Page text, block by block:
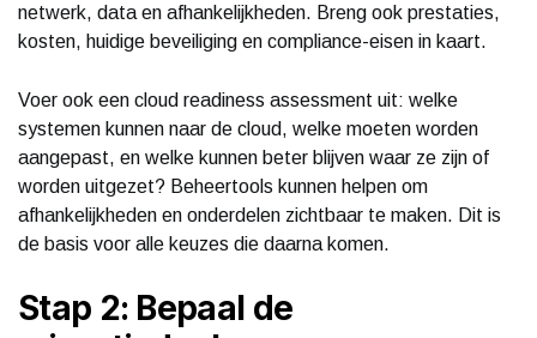
netwerk, data en afhankelijkheden. Breng ook prestaties,
kosten, huidige beveiliging en compliance-eisen in kaart.
Voer ook een cloud readiness assessment uit: welke
systemen kunnen naar de cloud, welke moeten worden
aangepast, en welke kunnen beter blijven waar ze zijn of
worden uitgezet? Beheertools kunnen helpen om
afhankelijkheden en onderdelen zichtbaar te maken. Dit is
de basis voor alle keuzes die daarna komen.
Stap 2: Bepaal de